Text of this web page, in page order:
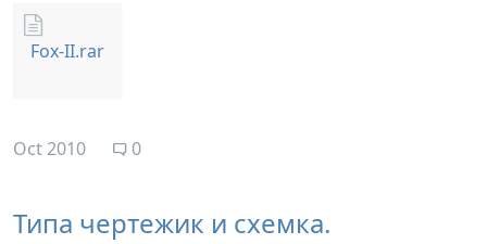
Fox-II.rar
Oct 2010 0
Типа чертежик и схемка.